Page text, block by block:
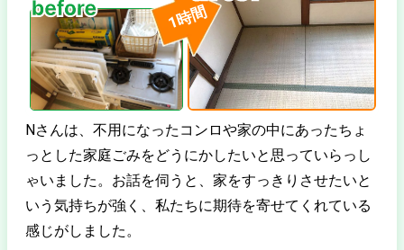
1時間
Nさんは、不用になったコンロや家の中にあったちょ
っとした家庭ごみをどうにかしたいと思っていらっし
ゃいました。お話を伺うと、家をすっきりさせたいと
いう気持ちが強く、私たちに期待を寄せてくれている
感じがしました。